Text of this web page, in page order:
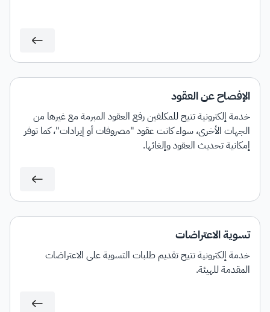
الإفصاح عن العقود
خدمة إلكترونية تتيح للمكلفين رفع العقود المبرمة مع غيرها من
الجهات الأخرى، سواء كانت عقود "مصروفات أو إيرادات"، كما توفر
إمكانية تحديث العقود وإلغائها.
تسوية الاعتراضات
خدمة إلكترونية تتيح تقديم طلبات التسوية على الاعتراضات
المقدمة للهيئة.